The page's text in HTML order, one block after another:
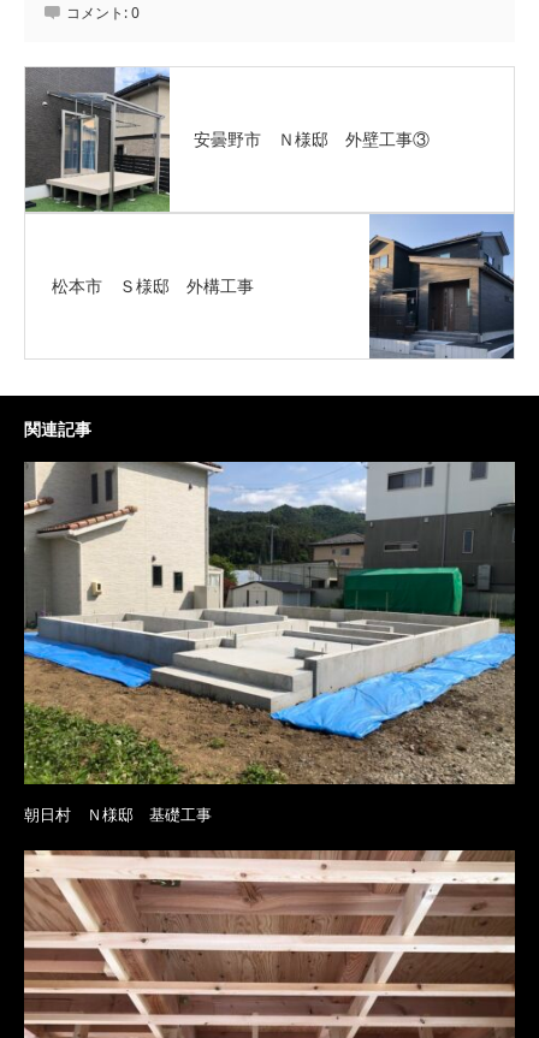
コメント:0
安曇野市 Ｎ様邸 外壁工事③
松本市 Ｓ様邸 外構工事
関連記事
朝日村 Ｎ様邸 基礎工事